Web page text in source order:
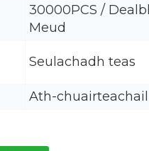
30000PCS /
Meud
Seulachadh teas
Ath-chuairteachail